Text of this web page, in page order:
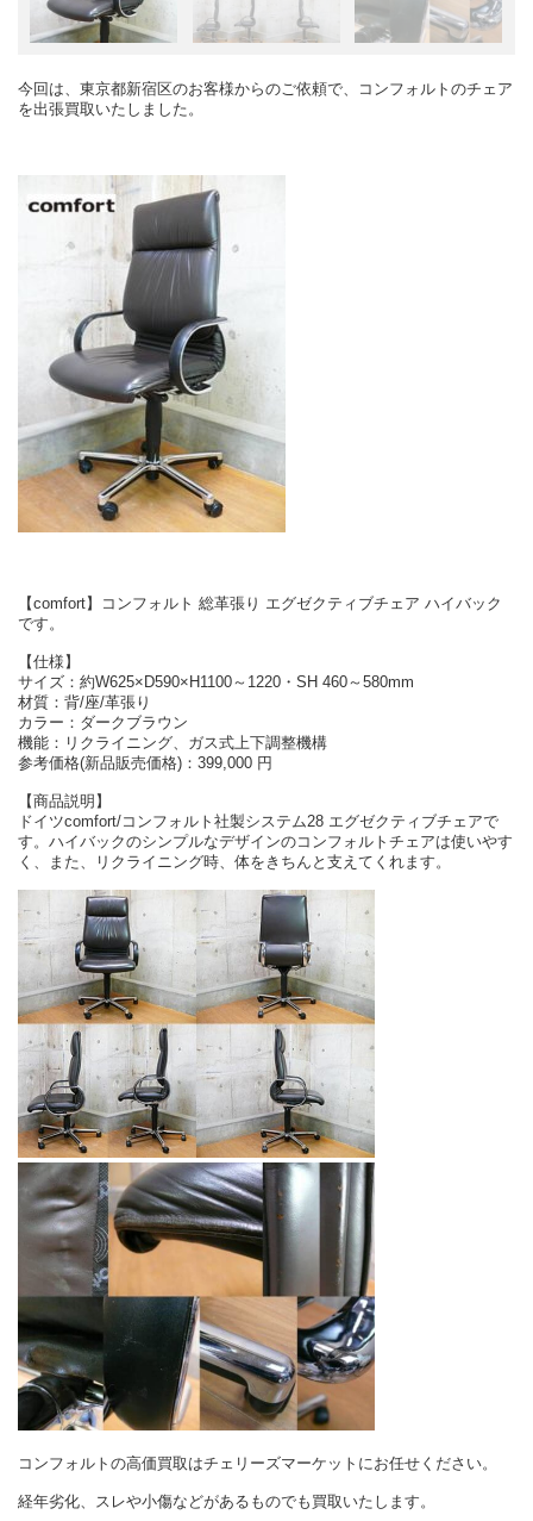
今回は、東京都新宿区のお客様からのご依頼で、コンフォルトのチェア
を出張買取いたしました。
【comfort】コンフォルト 総革張り エグゼクティブチェア ハイバック
です。
【仕様】
サイズ：約W625×D590×H1100～1220・SH 460～580mm
材質：背/座/革張り
カラー：ダークブラウン
機能：リクライニング、ガス式上下調整機構
参考価格(新品販売価格)：399,000 円
【商品説明】
ドイツcomfort/コンフォルト社製システム28 エグゼクティブチェアで
す。ハイバックのシンプルなデザインのコンフォルトチェアは使いやす
く、また、リクライニング時、体をきちんと支えてくれます。
コンフォルトの高価買取はチェリーズマーケットにお任せください。
経年劣化、スレや小傷などがあるものでも買取いたします。